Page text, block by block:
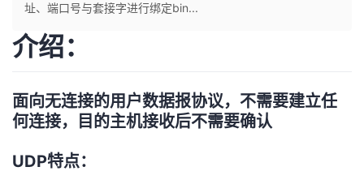
主
发
址、端口号与套接字进行绑定bin...
介绍：
面向无连接的用户数据报协议，不需要建立任
何连接，目的主机接收后不需要确认
UDP特点：